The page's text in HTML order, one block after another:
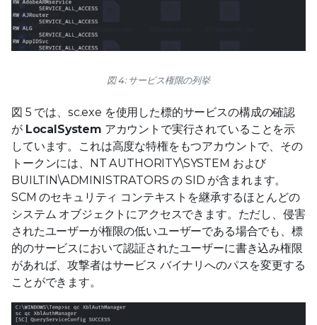
図 4: サービス権限の列挙
図 5 では、sc.exe を使用した標的サービスの構成の確認
が LocalSystem アカウントで実行されていることを示
しています。これは高度な特権をもつアカウントで、その
トークンには、NT AUTHORITY\SYSTEM および
BUILTIN\ADMINISTRATORS の SID が含まれます。
SCM のセキュリティ コンテキストを継承するほとんどの
システム オブジェクトにアクセスできます。ただし、侵害
されたユーザーが権限の低いユーザーである場合でも、標
的のサービスにおいて認証されたユーザーに書き込み権限
があれば、攻撃者はサービス バイナリへのパスを変更する
ことができます。